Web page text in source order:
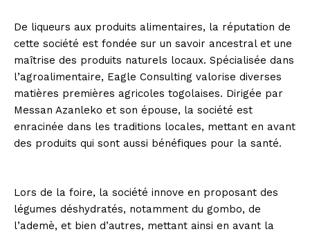
De liqueurs aux produits alimentaires, la réputation de
cette société est fondée sur un savoir ancestral et une
maîtrise des produits naturels locaux. Spécialisée dans
l’agroalimentaire, Eagle Consulting valorise diverses
matières premières agricoles togolaises. Dirigée par
Messan Azanleko et son épouse, la société est
enracinée dans les traditions locales, mettant en avant
des produits qui sont aussi bénéfiques pour la santé.
Lors de la foire, la société innove en proposant des
légumes déshydratés, notamment du gombo, de
l’ademè, et bien d’autres, mettant ainsi en avant la